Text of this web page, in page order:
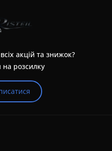
акцій та знижок?
на розсилку